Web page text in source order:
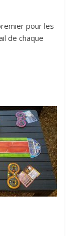
pour les
de chaque